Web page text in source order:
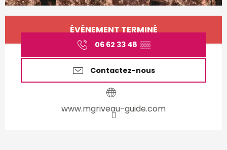
Ouverture et coordonnées
ÉVÉNEMENT TERMINÉ
06 62 33 48 ▒▒
Contactez-nous
www.mgriveau-guide.com